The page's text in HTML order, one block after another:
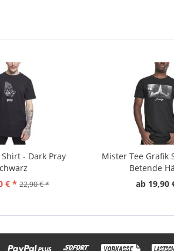
- Dark Pray
€ * 22,90 € *
Mister Tee Grafik
Betende
ab 19,90